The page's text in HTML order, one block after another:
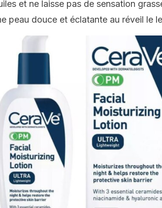
et ne laisse pas de sensation
peau douce et éclatante au réveil le